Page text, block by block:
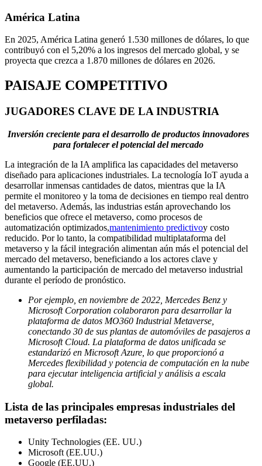
América Latina
En 2025, América Latina generó 1.530 millones de dólares, lo que
contribuyó con el 5,20% a los ingresos del mercado global, y se
proyecta que crezca a 1.870 millones de dólares en 2026.
PAISAJE COMPETITIVO
JUGADORES CLAVE DE LA INDUSTRIA
Inversión creciente para el desarrollo de productos innovadores
para fortalecer el potencial del mercado
La integración de la IA amplifica las capacidades del metaverso
diseñado para aplicaciones industriales. La tecnología IoT ayuda a
desarrollar inmensas cantidades de datos, mientras que la IA
permite el monitoreo y la toma de decisiones en tiempo real dentro
del metaverso. Además, las industrias están aprovechando los
beneficios que ofrece el metaverso, como procesos de
automatización optimizados,mantenimiento predictivoy costo
reducido. Por lo tanto, la compatibilidad multiplataforma del
metaverso y la fácil integración alimentan aún más el potencial del
mercado del metaverso, beneficiando a los actores clave y
aumentando la participación de mercado del metaverso industrial
durante el período de pronóstico.
Por ejemplo, en noviembre de 2022, Mercedes Benz y
Microsoft Corporation colaboraron para desarrollar la
plataforma de datos MO360 Industrial Metaverse,
conectando 30 de sus plantas de automóviles de pasajeros a
Microsoft Cloud. La plataforma de datos unificada se
estandarizó en Microsoft Azure, lo que proporcionó a
Mercedes flexibilidad y potencia de computación en la nube
para ejecutar inteligencia artificial y análisis a escala
global.
Lista de las principales empresas industriales del
metaverso perfiladas:
Unity Technologies (EE. UU.)
Microsoft (EE.UU.)
Google (EE.UU.)